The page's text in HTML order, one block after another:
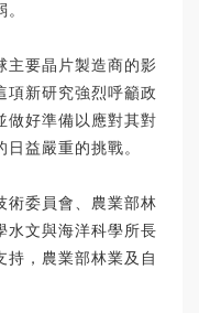
主要晶片製造商的影
項新研究強烈呼籲政
做好準備以應對其對
益嚴重的挑戰。
術委員會、農業部林
水文與海洋科學所長
持，農業部林業及自